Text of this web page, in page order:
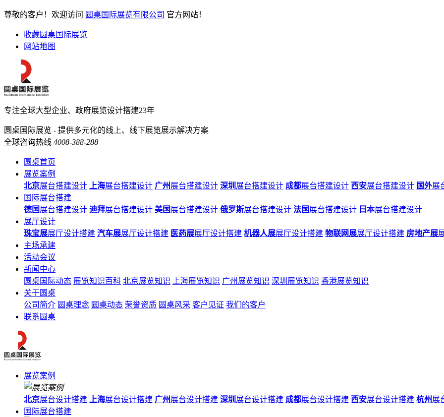
尊敬的客户！欢迎访问 圆桌国际展览有限公司 官方网站！
收藏圆桌国际展览
网站地图
专注全球大型企业、政府展览设计搭建23年
圆桌国际展览 - 提供多元化的线上、线下展览展示解决方案
全球咨询热线 4008-388-288
圆桌首页
展览案例
北京展台搭建设计 上海展台搭建设计 广州展台搭建设计 深圳 展台搭建设计 成都展台搭建设计 西安展台搭建设计 国外展
国际展台搭建
德国 展台搭建设计 迪拜展台搭建设计 美国 展台搭建设计 俄罗斯展台搭建设计 法国 展台搭建设计 日本展台搭建设计
展厅设计
珠宝展展厅设计搭建 汽车展展厅设计搭建 医药展展厅设计搭建 机器人展展厅设计搭建 物联网展展厅设计搭建 房地产展
主场承建
活动会议
新闻中心
圆桌国际动态 展览知识百科 北京展览知识 上海展览知识 广州展览知识 深圳展览知识 香港展览知识
关于圆桌
公司简介 圆桌理念 圆桌动态 荣誉资质 圆桌风采 客户见证 我们的客户
联系圆桌
展览案例
北京展台设计搭建 上海展台设计搭建 广州展台设计搭建 深圳 展台设计搭建 成都展台设计搭建 西安展台设计搭建 杭州展
国际展台搭建